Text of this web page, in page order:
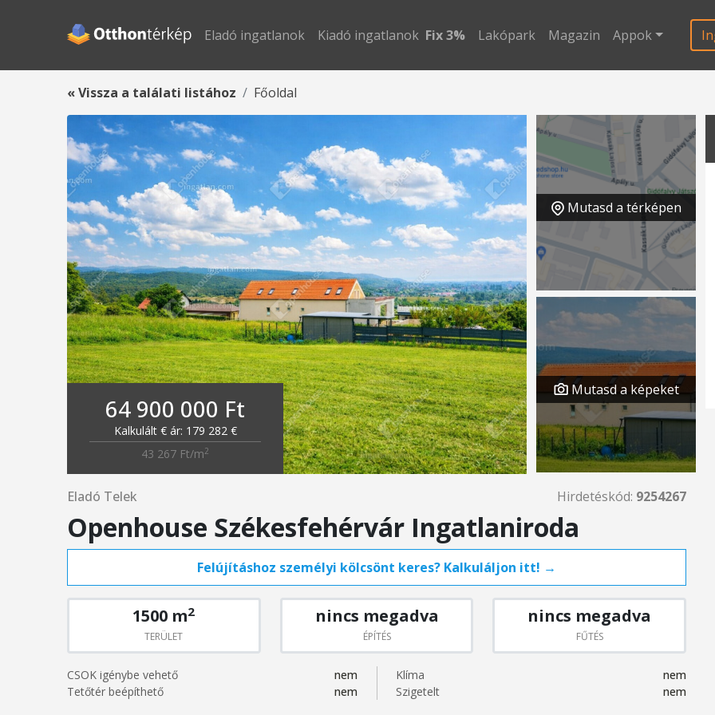
Eladó ingatlanok Kiadó ingatlanok Fix 3% Lakópark Magazin Appok
« Vissza a találati listához Főoldal
64 900 000 Ft
Kalkulált € ár: 179 282 €
43 267 Ft/m2
Mutasd a térképen
Mutasd a képeket
Eladó Telek Hirdetéskód: 9254267
Openhouse Székesfehérvár Ingatlaniroda
Felújításhoz személyi kölcsönt keres? Kalkuláljon itt! →
1500 m2
TERÜLET
nincs megadva
ÉPÍTÉS
nincs megadva
FŰTÉS
CSOK igénybe vehető
nem
Tetőtér beépíthető
nem
Klíma
nem
Szigetelt
nem